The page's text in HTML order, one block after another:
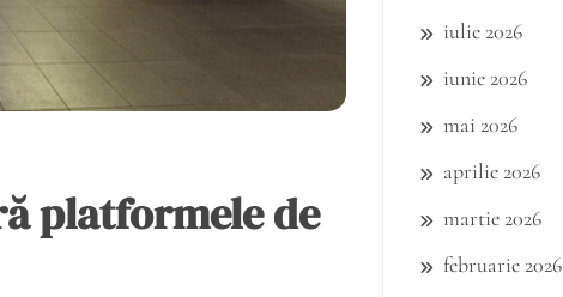
platformele de
iulie 2026
iunie 2026
mai 2026
aprilie 2026
martie 2026
februarie 2026